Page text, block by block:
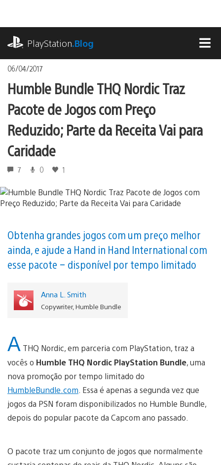
o
conteúdoPlayStation.Blog
06/04/2017
Humble Bundle THQ Nordic Traz
Pacote de Jogos com Preço
Reduzido; Parte da Receita Vai para
Caridade
7 0 1
Obtenha grandes jogos com um preço melhor
ainda, e ajude a Hand in Hand International com
esse pacote – disponível por tempo limitado
Anna L. Smith
Copywriter, Humble Bundle
A THQ Nordic, em parceria com PlayStation, traz a
vocês o Humble THQ Nordic PlayStation Bundle, uma
nova promoção por tempo limitado do
HumbleBundle.com . Essa é apenas a segunda vez que
jogos da PSN foram disponibilizados no Humble Bundle,
depois do popular pacote da Capcom ano passado.
O pacote traz um conjunto de jogos que normalmente